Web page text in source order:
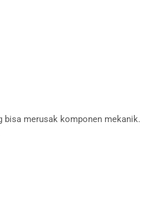
bisa merusak komponen mekanik.